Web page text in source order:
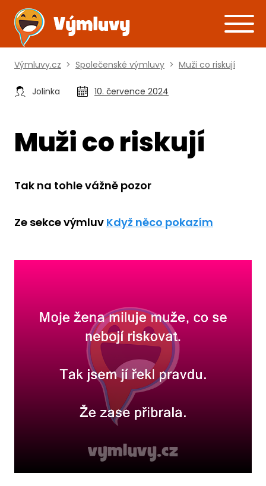
Výmluvy.cz > Společenské výmluvy > Muži co riskují
Jolinka 10. července 2024
Muži co riskují
Tak na tohle vážně pozor
Ze sekce výmluv Když něco pokazím